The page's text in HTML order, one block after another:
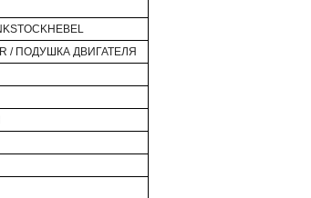
/ ПОДУШКА ДВИГАТЕЛЯ